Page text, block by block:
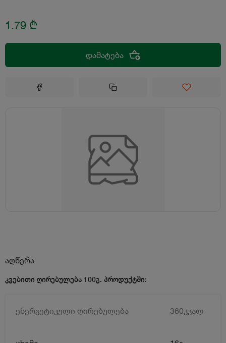
1.79 ₾
დამატება
აღწერა
კვებითი ღირებულება 100გ. პროდუქტში:
ენერგეტიკული ღირებულება 360კკალ